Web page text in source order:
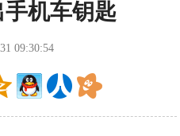
机车钥匙
09:30:54